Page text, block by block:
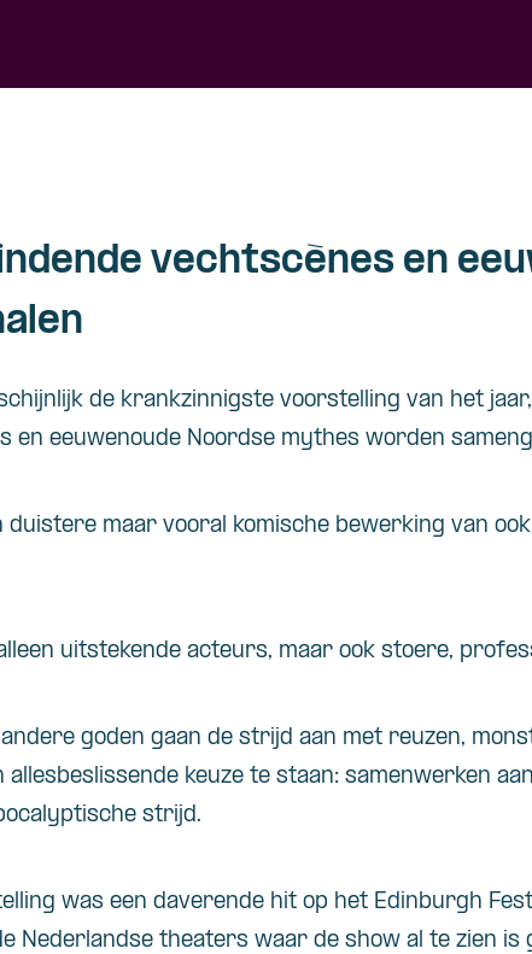
vechtscènes en
de krankzinnigste voorstelling van het
en eeuwenoude Noordse mythes worden
duistere maar vooral komische bewerking van
uitstekende acteurs, maar ook stoere,
andere goden gaan de strijd aan met reuzen,
allesbeslissende keuze te staan: samenwerken
strijd.
was een daverende hit op het Edinburgh
Nederlandse theaters waar de show al te zien is